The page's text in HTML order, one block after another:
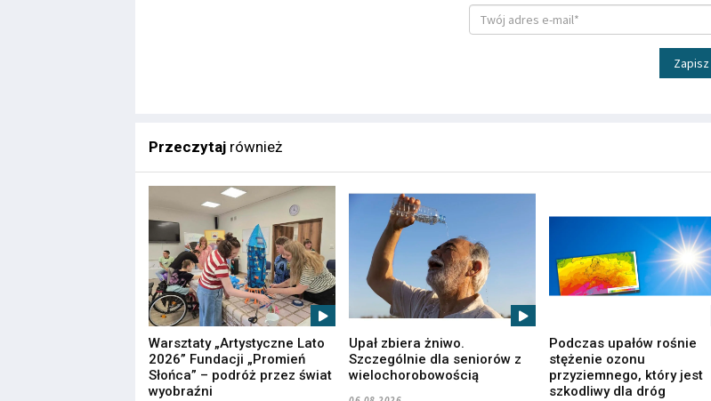
Zapisz
Przeczytaj również
Warsztaty „Artystyczne Lato
2026” Fundacji „Promień
Słońca” – podróż przez świat
wyobraźni
Upał zbiera żniwo.
Szczególnie dla seniorów z
wielochorobowością
Podczas upałów rośnie
stężenie ozonu
przyziemnego, który jest
szkodliwy dla dróg